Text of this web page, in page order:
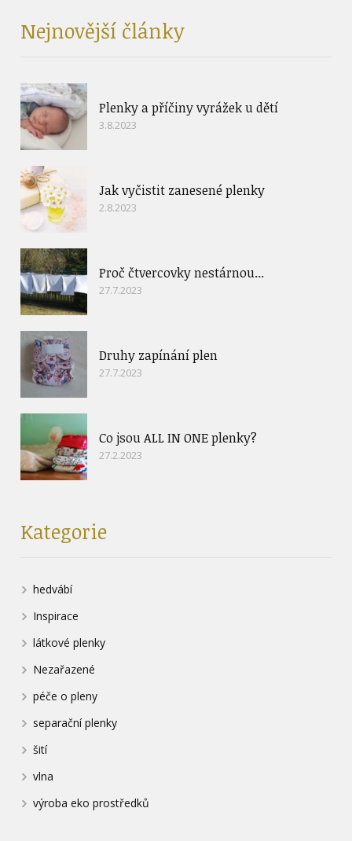
Nejnovější články
Plenky a příčiny vyrážek u dětí
3.8.2023
Jak vyčistit zanesené plenky
2.8.2023
Proč čtvercovky nestárnou...
27.7.2023
Druhy zapínání plen
27.7.2023
Co jsou ALL IN ONE plenky?
27.2.2023
Kategorie
hedvábí
Inspirace
látkové plenky
Nezařazené
péče o pleny
separační plenky
šití
vlna
výroba eko prostředků